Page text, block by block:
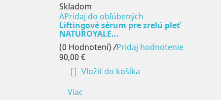
Skladom
APridaj do obľúbených
Liftingové sérum pre zrelú pleť
NATUROYALE...
(0 Hodnotení) /Pridaj hodnotenie
90,00 €
 Vložiť do košíka
Viac